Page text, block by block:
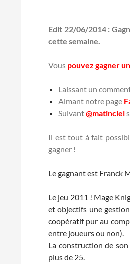
Edit 22/06/2014 :
cette semaine.
Vouspouvez gagner
Laissant un
Aimant notre page
Suivant@matinciel
Il est tout à fait
gagner !
Le gagnant est Franck
Le jeu 2011 ! Mage
et objectifs une
coopératif pur au
entre joueurs ou non).
La construction de
plus de 25.